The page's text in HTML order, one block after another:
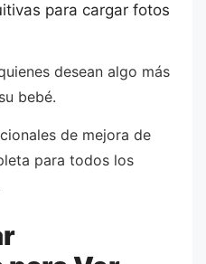
para cargar fotos
desean algo más
bebé.
de mejora de
para todos los